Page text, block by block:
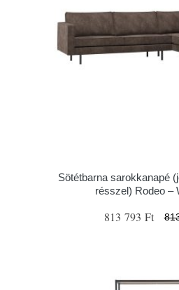
Sötétbarna sarokkanapé
résszel) Rodeo –
813 793 Ft